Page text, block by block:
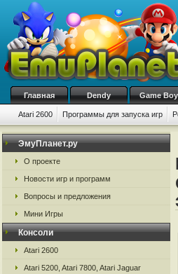
Главная Dendy Game Boy
Atari 2600 Программы для запуска игр
ЭмуПланет.ру
О проекте
Новости игр и программ
Вопросы и предложения
Мини Игры
Консоли
Atari 2600
Atari 5200, Atari 7800, Atari Jaguar